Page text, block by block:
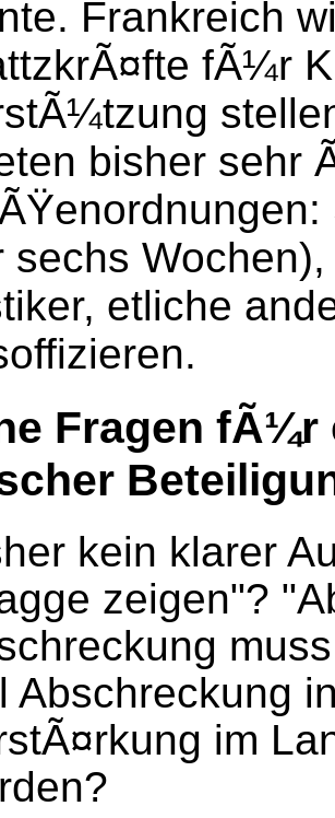
Frankreich
fÃ¼r
bisher sehr
etliche
Fragen fÃ¼r
kein klarer
zeigen"?
Abschreckung
im